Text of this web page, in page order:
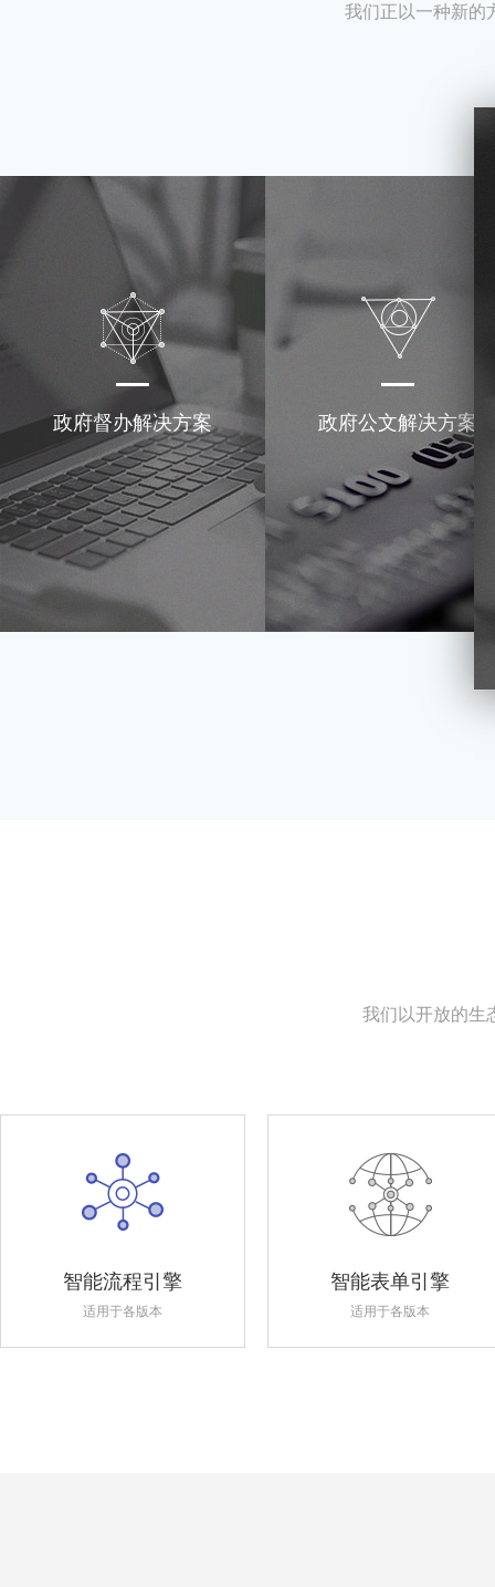
我们正以一种新的
政府督办解决方案 政府公文解决方案
我们以开放的生
智能流程引擎
适用于各版本
智能表单引擎
适用于各版本